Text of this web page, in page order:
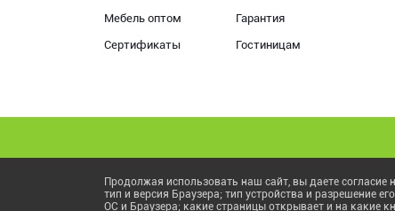
Мебель оптом
Сертификаты
Гарантия
Гостиницам
Продолжая использовать наш сайт, вы даете
тип и версия Браузера; тип устройства и разрешение
ОС и Браузера; какие страницы открывает и на какие